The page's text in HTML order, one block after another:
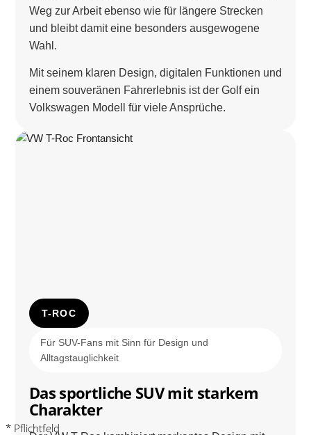
* Pflichtfeld
Weg zur Arbeit ebenso wie für längere Strecken
und bleibt damit eine besonders ausgewogene
Wahl.
Mit seinem klaren Design, digitalen Funktionen und
einem souveränen Fahrerlebnis ist der Golf ein
Volkswagen Modell für viele Ansprüche.
T-ROC
Für SUV-Fans mit Sinn für Design und
Alltagstauglichkeit
Das sportliche SUV mit starkem
Charakter